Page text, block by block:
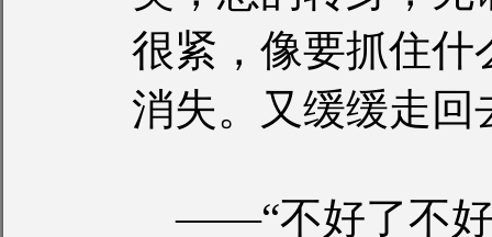
很紧，像要抓住什
消失。又缓缓走回
——“不好了不好